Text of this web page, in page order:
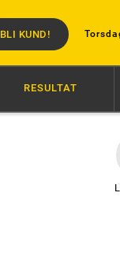
BLI KUND!
18:34 SVENSK SUCCÉ I
RESULTAT